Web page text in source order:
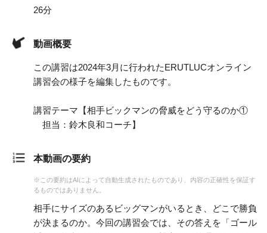
26分
動画概要
この講習は2024年3月に行われたERUTLUCオンライン
講習会の様子を編集したものです。
講習テーマ【相手ビックマンの脅威をどう守るのか①
担当：鈴木良和コーチ】
本動画の要約
※この要約はAIによって自動生成されたものであり、内容の正確性を保証す
るものではありません。
相手にサイズのあるビッグマンがいるとき、どこで勝負
が決まるのか。今回の講習会では、その答えを「ゴール